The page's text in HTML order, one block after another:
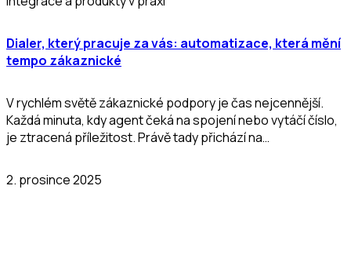
Dialer, který pracuje za vás: automatizace, která mění
tempo zákaznické
V rychlém světě zákaznické podpory je čas nejcennější.
Každá minuta, kdy agent čeká na spojení nebo vytáčí číslo,
je ztracená příležitost. Právě tady přichází na…
2. prosince 2025